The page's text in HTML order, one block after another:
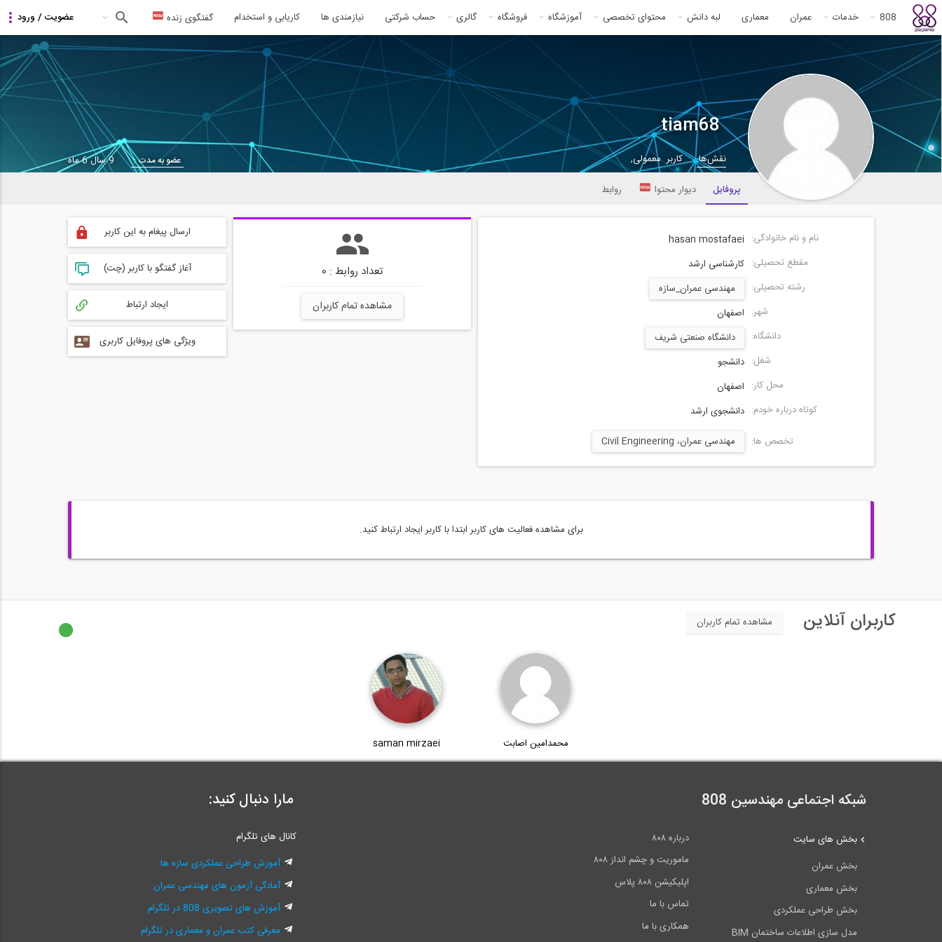
808 خدمات عمران معماری لبه دانش محتوای تخصصی آموزشگاه فروشگاه گالری حساب شرکتی نیازمندی ها کاریابی و استخدام گفتگوی زنده
tiam68
نقش‌ها: کاربر معمولی, عضو به مدت :
9 سال 6 ماه
پروفایل
دیوار محتوا روابط
نام و نام خانوادگی: hasan mostafaei
مقطع تحصیلی: کارشناسی ارشد
رشته تحصیلی:
مهندسی عمران_سازه
شهر: اصفهان
دانشگاه:
دانشگاه صنعتی شریف
شغل: دانشجو
محل کار: اصفهان
کوتاه درباره خودم: دانشجوی ارشد
تخصص ها:
مهندسی عمران، Civil Engineering
تعداد روابط : 0
مشاهده تمام کاربران
ارسال پیغام به این کاربر
آغاز گفتگو با کاربر (چت)
ایجاد ارتباط
ویژگی های پروفایل کاربری
برای مشاهده فعالیت های کاربر ابتدا با کاربر ایجاد ارتباط کنید.
کاربران آنلاین مشاهده تمام کاربران
محمدامین اصابت saman mirzaei
شبکه اجتماعی مهندسین 808
درباره ۸۰۸
ماموریت و چشم انداز ۸۰۸
اپلیکیشن ۸۰۸ پلاس
تماس با ما
همکاری با ما
بخش های سایت
بخش عمران
بخش معماری
بخش طراحی عملکردی
مدل سازی اطلاعات ساختمان BIM
مارا دنبال کنید:
کانال های تلگرام
آموزش طراحی عملکردی سازه ها
آمادگی آزمون های مهندسی عمران
آموزش های تصویری 808 در تلگرام
معرفی کتب عمران و معماری در تلگرام